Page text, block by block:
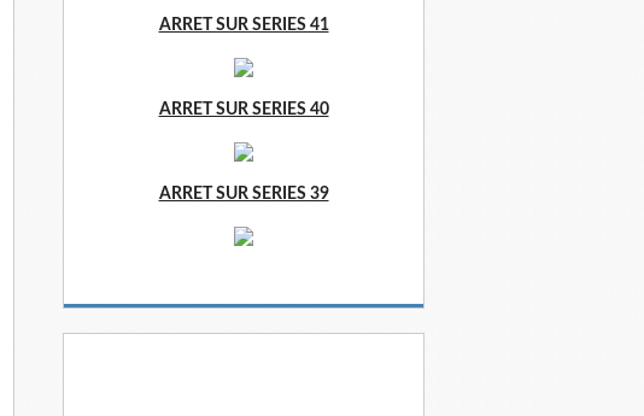
ARRET SUR SERIES 41
ARRET SUR SERIES 40
ARRET SUR SERIES 39